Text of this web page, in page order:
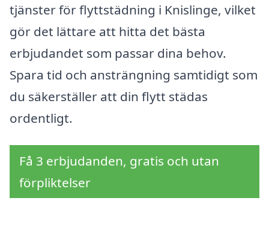
tjänster för flyttstädning i Knislinge, vilket
gör det lättare att hitta det bästa
erbjudandet som passar dina behov.
Spara tid och ansträngning samtidigt som
du säkerställer att din flytt städas
ordentligt.
Få 3 erbjudanden, gratis och utan
förpliktelser